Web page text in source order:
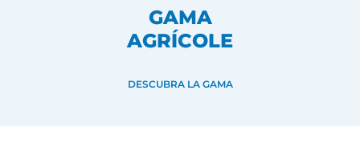
GAMA
AGRÍCOLE
DESCUBRA LA GAMA